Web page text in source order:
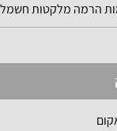
הרמה מלקטות